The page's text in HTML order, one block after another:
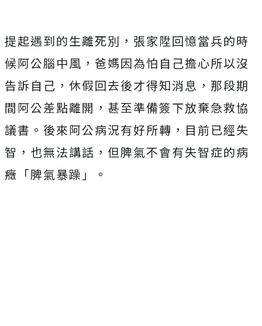
提起遇到的生離死別，張家陞回憶當兵的時
候阿公腦中風，爸媽因為怕自己擔心所以沒
告訴自己，休假回去後才得知消息，那段期
間阿公差點離開，甚至準備簽下放棄急救協
議書。後來阿公病況有好所轉，目前已經失
智，也無法講話，但脾氣不會有失智症的病
癥「脾氣暴躁」。